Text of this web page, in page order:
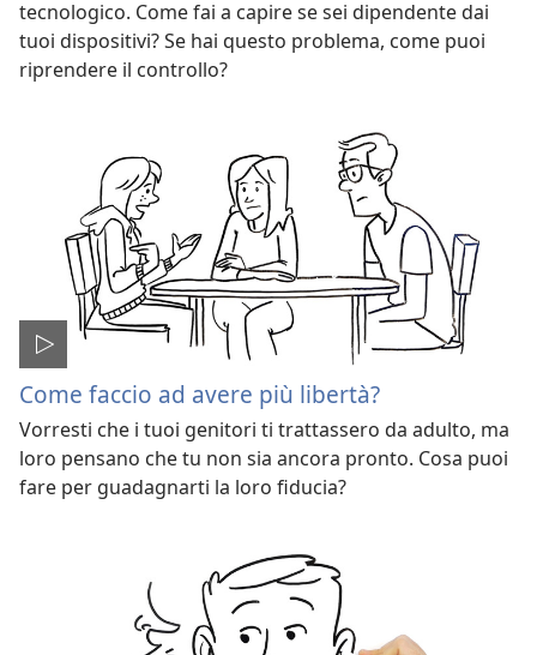
tecnologico. Come fai a capire se sei dipendente dai
tuoi dispositivi? Se hai questo problema, come puoi
riprendere il controllo?
Come faccio ad avere più libertà?
Vorresti che i tuoi genitori ti trattassero da adulto, ma
loro pensano che tu non sia ancora pronto. Cosa puoi
fare per guadagnarti la loro fiducia?